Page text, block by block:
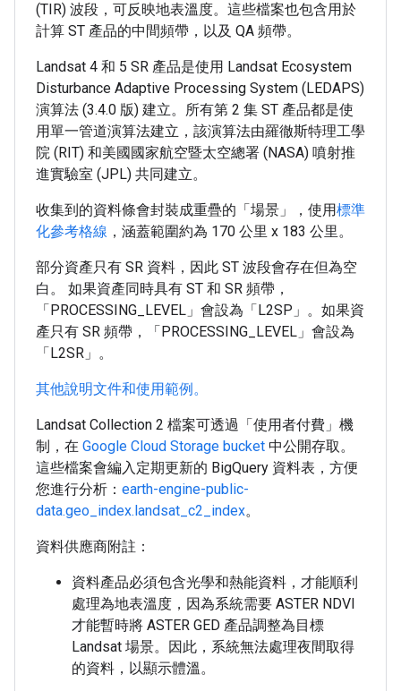
(TIR) 波段，可反映地表溫度。這些檔案也包含用於
計算 ST 產品的中間頻帶，以及 QA 頻帶。
Landsat 4 和 5 SR 產品是使用 Landsat Ecosystem
Disturbance Adaptive Processing System (LEDAPS)
演算法 (3.4.0 版) 建立。所有第 2 集 ST 產品都是使
用單一管道演算法建立，該演算法由羅徹斯特理工學
院 (RIT) 和美國國家航空暨太空總署 (NASA) 噴射推
進實驗室 (JPL) 共同建立。
收集到的資料條會封裝成重疊的「場景」，使用標準
化參考格線 ，涵蓋範圍約為 170 公里 x 183 公里。
部分資產只有 SR 資料，因此 ST 波段會存在但為空
白。 如果資產同時具有 ST 和 SR 頻帶，
「PROCESSING_LEVEL」會設為「L2SP」。如果資
產只有 SR 頻帶，「PROCESSING_LEVEL」會設為
「L2SR」。
其他說明文件和使用範例。
Landsat Collection 2 檔案可透過「使用者付費」機
制，在 Google Cloud Storage bucket 中公開存取。
這些檔案會編入定期更新的 BigQuery 資料表，方便
您進行分析： earth-engine-public-
data.geo_index.landsat_c2_index。
資料供應商附註：
資料產品必須包含光學和熱能資料，才能順利
處理為地表溫度，因為系統需要 ASTER NDVI
才能暫時將 ASTER GED 產品調整為目標
Landsat 場景。因此，系統無法處理夜間取得
的資料，以顯示體溫。